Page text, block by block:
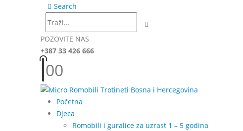
Search
POZOVITE NAS
+387 33 426 666
00
Početna
Djeca
Romobili i guralice za uzrast 1 – 5 godina